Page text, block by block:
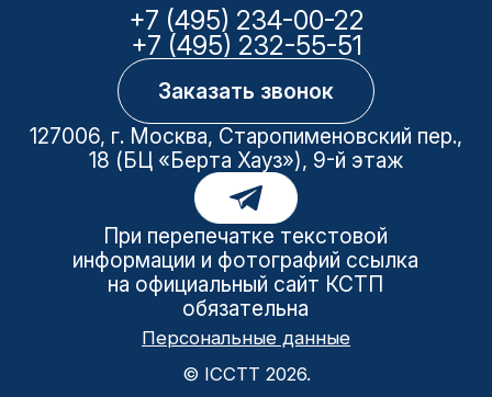
+7 (495) 234-00-22
+7 (495) 232-55-51
Заказать звонок
127006, г. Москва, Старопименовский пер.,
18 (БЦ «Берта Хауз»), 9-й этаж
При перепечатке текстовой
информации и фотографий ссылка
на официальный сайт КСТП
обязательна
Персональные данные
© ICCTT 2026.